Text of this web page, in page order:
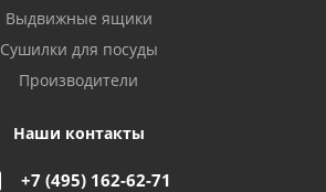
Выдвижные ящики
Сушилки для посуды
Производители
Наши контакты
+7 (495) 162-62-71